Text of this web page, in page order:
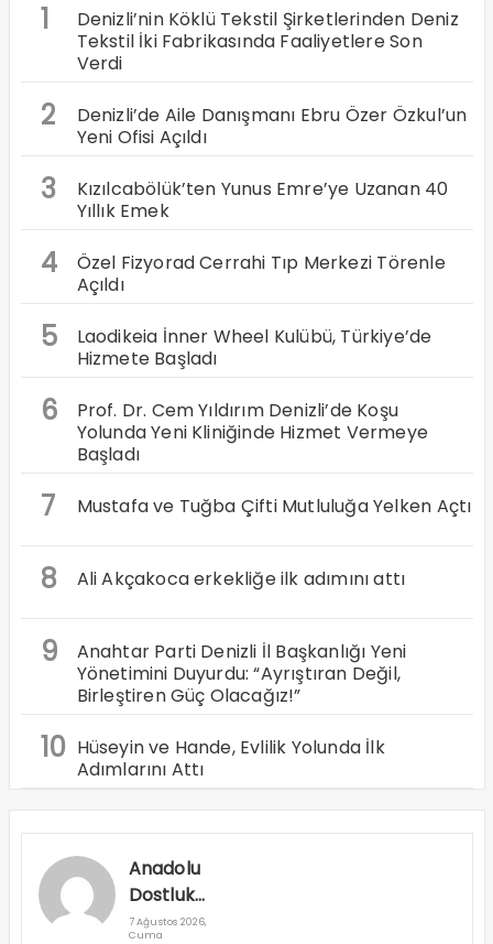
1
Denizli’nin Köklü Tekstil Şirketlerinden Deniz
Tekstil İki Fabrikasında Faaliyetlere Son
Verdi
2
Denizli’de Aile Danışmanı Ebru Özer Özkul’un
Yeni Ofisi Açıldı
3
Kızılcabölük’ten Yunus Emre’ye Uzanan 40
Yıllık Emek
4
Özel Fizyorad Cerrahi Tıp Merkezi Törenle
Açıldı
5
Laodikeia İnner Wheel Kulübü, Türkiye’de
Hizmete Başladı
6
Prof. Dr. Cem Yıldırım Denizli’de Koşu
Yolunda Yeni Kliniğinde Hizmet Vermeye
Başladı
7 Mustafa ve Tuğba Çifti Mutluluğa Yelken Açtı
8 Ali Akçakoca erkekliğe ilk adımını attı
9
Anahtar Parti Denizli İl Başkanlığı Yeni
Yönetimini Duyurdu: “Ayrıştıran Değil,
Birleştiren Güç Olacağız!”
10 Hüseyin ve Hande, Evlilik Yolunda İlk
Adımlarını Attı
Anadolu
Dostluk
Rallisi
7 Ağustos 2026,
Cuma